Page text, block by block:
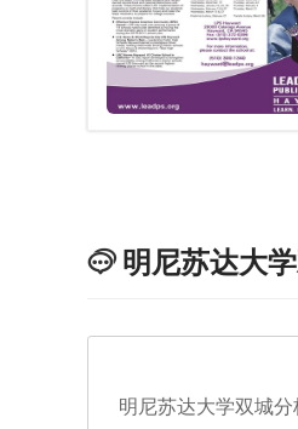
 明尼苏达大
明尼苏达大学双城分